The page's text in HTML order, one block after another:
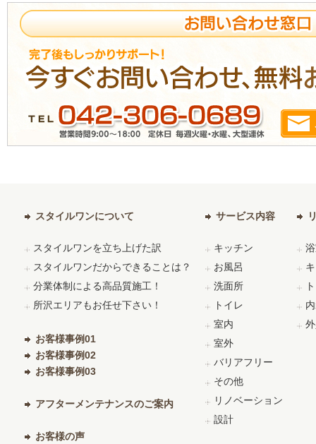
スタイルワンについて
スタイルワンを立ち上げた訳
スタイルワンだからできることは？
分業体制による高品質施工！
所沢エリアもお任せ下さい！
お客様事例01
お客様事例02
お客様事例03
アフターメンテナンスのご案内
お客様の声
サービス内容
キッチン
お風呂
洗面所
トイレ
室内
室外
バリアフリー
その他
リノベーション
設計